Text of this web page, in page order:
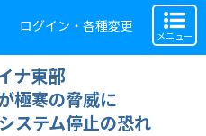
ログイン・各種変更
メニュー
ナ東部
極寒の脅威に
ステム停止の恐れ